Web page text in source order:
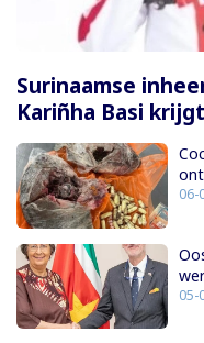
Surinaamse
Kariñha Basi
06-
05-